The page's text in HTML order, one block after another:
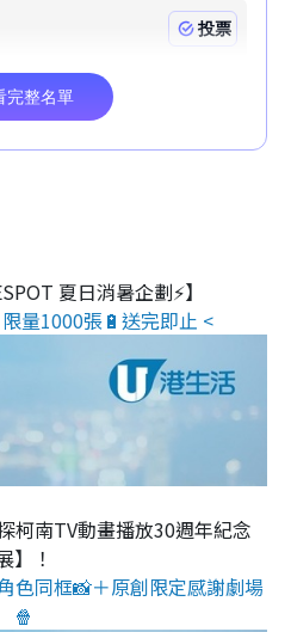
夏日消暑企劃⚡】
量1000張🔋送完即止 <
柯南TV動畫播放30週年紀念
】！
色同框📸＋原創限定感謝劇場
🍿